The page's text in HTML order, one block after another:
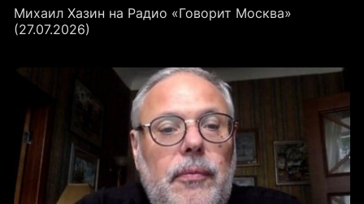
Михаил Хазин на Радио «Говорит Москва»
(27.07.2026)